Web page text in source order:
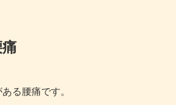
る腰痛です。